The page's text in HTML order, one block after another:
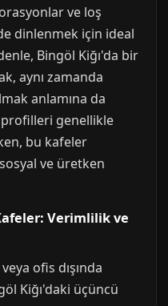
ve loş
dinlenmek için ideal
Bingöl Kiğı'da bir
aynı zamanda
anlamına da
profilleri genellikle
bu kafeler
ve üretken
Verimlilik ve
ofis dışında
Kiğı'daki üçüncü